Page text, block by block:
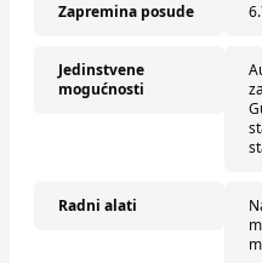
Zapremina posude
Jedinstvene
mogućnosti
Radni alati